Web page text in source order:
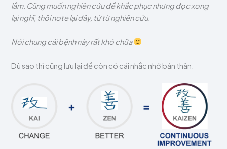
lắm. Cũng muốn nghiên cứu để khắc phục nhưng đọc xong
lại nghĩ, thôi note lại đây, từ từ nghiên cứu.
Nói chung cái bệnh này rất khó chữa
Dù sao thì cũng lưu lại để còn có cái nhắc nhở bản thân.